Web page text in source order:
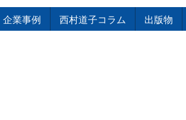
企業事例 西村道子コラム 出版物